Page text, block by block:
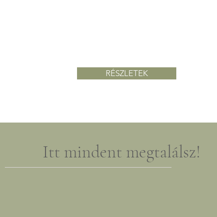
RÉSZLETEK
Itt mindent megtalálsz!